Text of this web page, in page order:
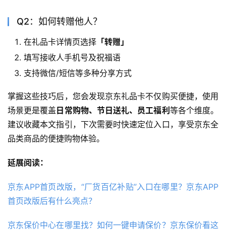
Q2：如何转赠他人？
在礼品卡详情页选择 「转赠」
填写接收人手机号及祝福语
支持微信/短信等多种分享方式
掌握这些技巧后，您会发现京东礼品卡不仅购买便捷，使用
场景更是覆盖日常购物、节日送礼、员工福利等各个维度。
建议收藏本文指引，下次需要时快速定位入口，享受京东全
品类商品的便捷购物体验。
延展阅读：
京东APP首页改版，“厂货百亿补贴”入口在哪里？京东APP
首页改版后有什么亮点？
京东保价中心在哪里找？如何一键申请保价？京东保价看这